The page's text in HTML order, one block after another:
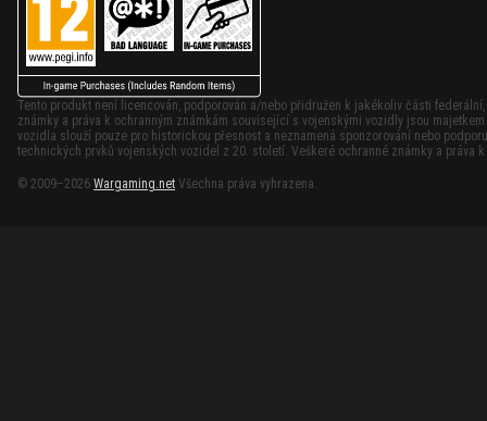
Tento produkt není licencován, podporován a/nebo přidružen k jakékoliv části
známky a práva k ochranným známkám související s vojenskými vozidly jsou
vozidla slouží pouze pro historickou přesnost a neznamená sponzorování nebo
technických prvků vojenských vozidel z 20. století. Veškeré ochranné známky a
© 2009–2026 Wargaming.net Všechna práva vyhrazena.